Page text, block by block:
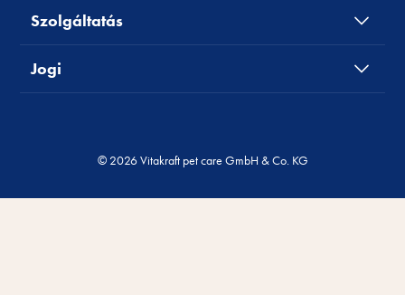
Szolgáltatás
Jogi
© 2026 Vitakraft pet care GmbH & Co. KG